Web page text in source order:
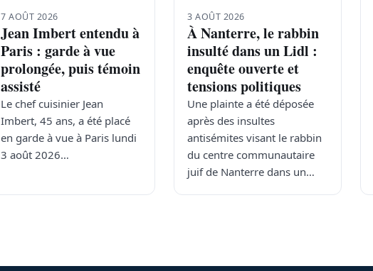
7 AOÛT 2026
Jean Imbert entendu à
Paris : garde à vue
prolongée, puis témoin
assisté
Le chef cuisinier Jean
Imbert, 45 ans, a été placé
en garde à vue à Paris lundi
3 août 2026…
3 AOÛT 2026
À Nanterre, le rabbin
insulté dans un Lidl :
enquête ouverte et
tensions politiques
Une plainte a été déposée
après des insultes
antisémites visant le rabbin
du centre communautaire
juif de Nanterre dans un…